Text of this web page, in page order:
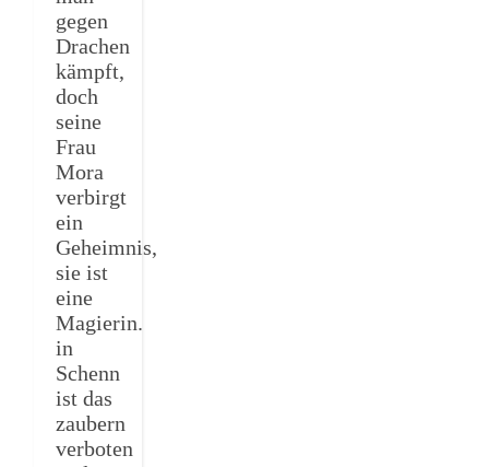
gegen
Drachen
kämpft,
doch
seine
Frau
Mora
verbirgt
ein
Geheimnis,
sie ist
eine
Magierin.
in
Schenn
ist das
zaubern
verboten